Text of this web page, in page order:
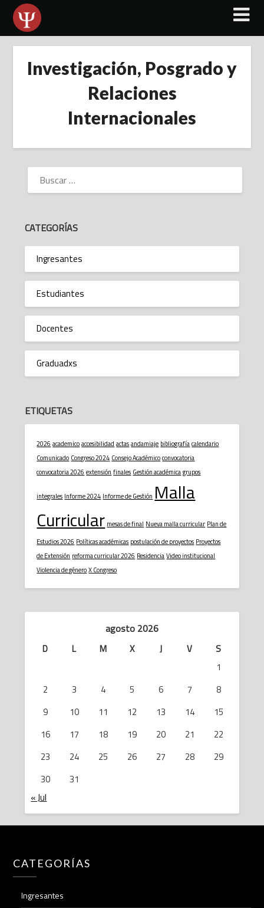
Skip
content
Investigación, Posgrado y
Relaciones
Internacionales
BUSCAR:
CATEGORÍAS
Ingresantes
Estudiantes
Docentes
Graduadxs
ETIQUETAS
2026 academico accesibilidad actas andamiaje bibliografía calendario
Comunicado Congreso 2024 Consejo Académico convocatoria
convocatoria 2026 extensión finales Gestión académica grupos
integrales Informe 2024 Informe de Gestión Malla
Curricular mesas de final Nueva malla curricular Plan de
Estudios 2026 Políticas académicas postulación de proyectos Proyectos
de Extensión reforma curricular 2026 Residencia Video institucional
Violencia de género X Congreso
agosto 2026
D L M X J V
S
1
2
3 4 5 6 7
8
9
10 11 12 13 14
15
16
17 18 19 20 21
22
23
24 25 26 27 28
29
30
31
« Jul
CATEGORÍAS
Ingresantes